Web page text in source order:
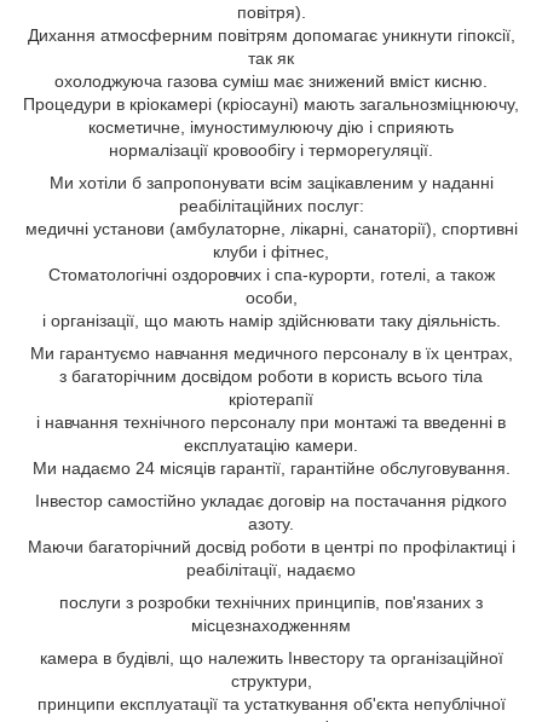
повітря).
Дихання атмосферним повітрям допомагає уникнути гіпоксії,
так як
охолоджуюча газова суміш має знижений вміст кисню.
Процедури в кріокамері (кріосауні) мають загальнозміцнюючу,
косметичне, імуностимулюючу дію і сприяють
нормалізації кровообігу і терморегуляції.
Ми хотіли б запропонувати всім зацікавленим у наданні
реабілітаційних послуг:
медичні установи (амбулаторне, лікарні, санаторії), спортивні
клуби і фітнес,
Стоматологічні оздоровчих і спа-курорти, готелі, а також
особи,
і організації, що мають намір здійснювати таку діяльність.
Ми гарантуємо навчання медичного персоналу в їх центрах,
з багаторічним досвідом роботи в користь всього тіла
кріотерапії
і навчання технічного персоналу при монтажі та введенні в
експлуатацію камери.
Ми надаємо 24 місяців гарантії, гарантійне обслуговування.
Інвестор самостійно укладає договір на постачання рідкого
азоту.
Маючи багаторічний досвід роботи в центрі по профілактиці і
реабілітації, надаємо
послуги з розробки технічних принципів, пов'язаних з
місцезнаходженням
камера в будівлі, що належить Інвестору та організаційної
структури,
принципи експлуатації та устаткування об'єкта непублічної